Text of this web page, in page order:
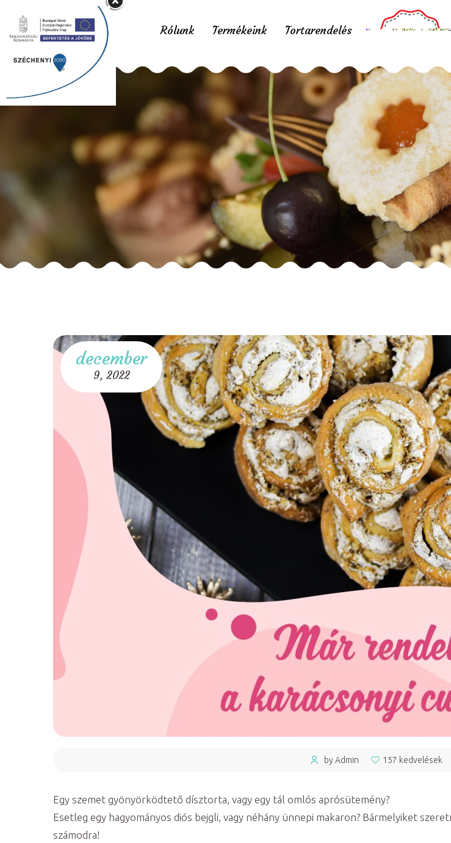
Rólunk Termékeink Tortarendelés
Karácsonyi bejgli,
Home Karácsonyi bejgli,
december
9, 2022
by Admin 157 kedvelések
Egy szemet gyönyörködtető dísztorta, vagy egy tál omlós aprósütemény?
Esetleg egy hagyományos diós bejgli, vagy néhány ünnepi makaron? Bármelyiket
számodra!